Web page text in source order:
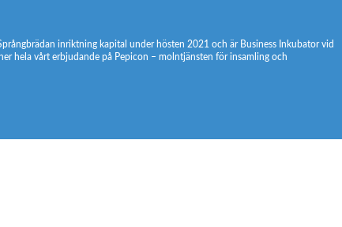
inriktning kapital under hösten 2021 och är Business Inkubator vid
hela vårt erbjudande på Pepicon – molntjänsten för insamling och